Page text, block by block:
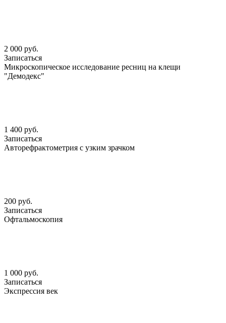
2 000 руб.
Записаться
Микроскопическое исследование ресниц на клещи
"Демодекс"
1 400 руб.
Записаться
Авторефрактометрия с узким зрачком
200 руб.
Записаться
Офтальмоскопия
1 000 руб.
Записаться
Экспрессия век